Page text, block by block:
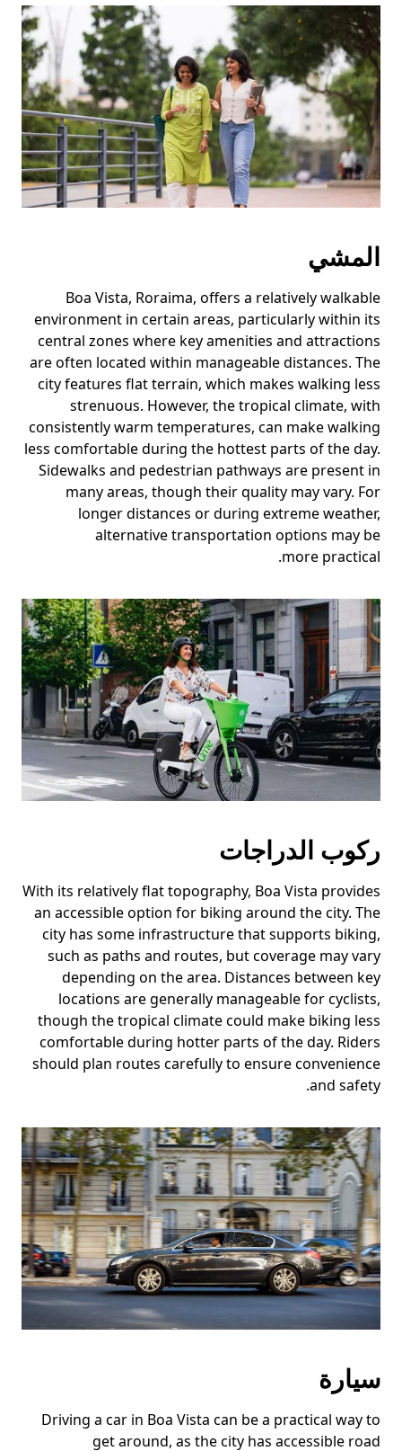
المشي
Boa Vista, Roraima, offers a relatively walkable
environment in certain areas, particularly within its
central zones where key amenities and attractions
are often located within manageable distances. The
city features flat terrain, which makes walking less
strenuous. However, the tropical climate, with
consistently warm temperatures, can make walking
less comfortable during the hottest parts of the day.
Sidewalks and pedestrian pathways are present in
many areas, though their quality may vary. For
longer distances or during extreme weather,
alternative transportation options may be
more practical.
ركوب الدراجات
With its relatively flat topography, Boa Vista provides
an accessible option for biking around the city. The
city has some infrastructure that supports biking,
such as paths and routes, but coverage may vary
depending on the area. Distances between key
locations are generally manageable for cyclists,
though the tropical climate could make biking less
comfortable during hotter parts of the day. Riders
should plan routes carefully to ensure convenience
and safety.
سيارة
Driving a car in Boa Vista can be a practical way to
get around, as the city has accessible road